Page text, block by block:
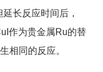
长反应时间后，
作为贵金属Ru的替
相同的反应。